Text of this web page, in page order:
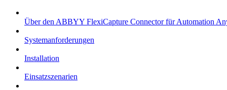
Über den ABBYY FlexiCapture Connector für Automation
Systemanforderungen
Installation
Einsatzszenarien